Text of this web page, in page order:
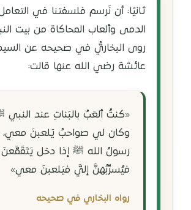
ثانيًا: أن نَرسم فلسفتنا في
الدمى وألعاب المحاكاة من بيت
روى البخاريُّ في صحيحه عن
عائشة رضي الله عنها قالت:
«كنتُ ألعَبُ بالبَناتِ عند النبي
وكان لي صواحبُ يَلعبنَ معي،
رسولُ الله ﷺ إذا دخل
فيُسرِّبُهنَّ إليَّ فيَلعبنَ معي»
رواه البخاري في صحيحه